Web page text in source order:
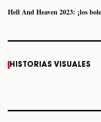
Hell And Heaven 2023: ¡los
HISTORIAS VISUALES
Caifanes regresa
a Monterrey el
Fallece
Staiti,